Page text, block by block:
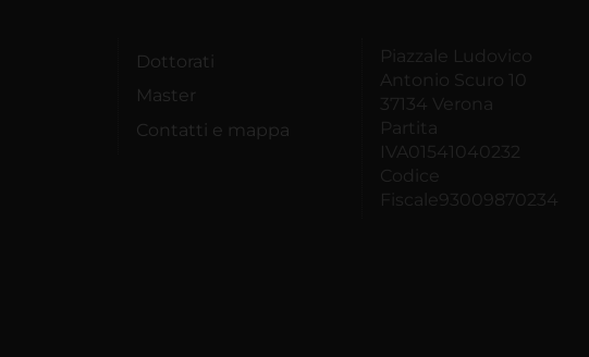
Dottorati
Master
Contatti e mappa
Piazzale Ludovico
Antonio Scuro 10
37134 Verona
Partita
IVA01541040232
Codice
Fiscale93009870234